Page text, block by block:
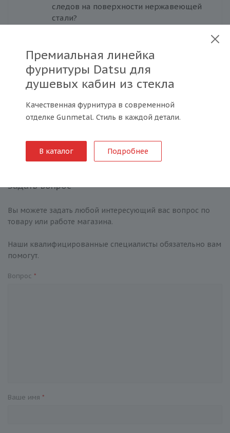
следов на поверхности нержавеющей
стали?
Каков срок эксплуатации
нержавеющих стальных труб и
Смотреть все вопросы/ответы
Задать вопрос
Вы можете задать любой интересующий вас вопрос по
товару или работе магазина.
Наши квалифицированные специалисты обязательно вам
помогут.
Вопрос *
Ваше имя *
Премиальная линейка
фурнитуры Datsu для
душевых кабин из стекла
Качественная фурнитура в современной
отделке Gunmetal. Стиль в каждой детали.
В каталог Подробнее